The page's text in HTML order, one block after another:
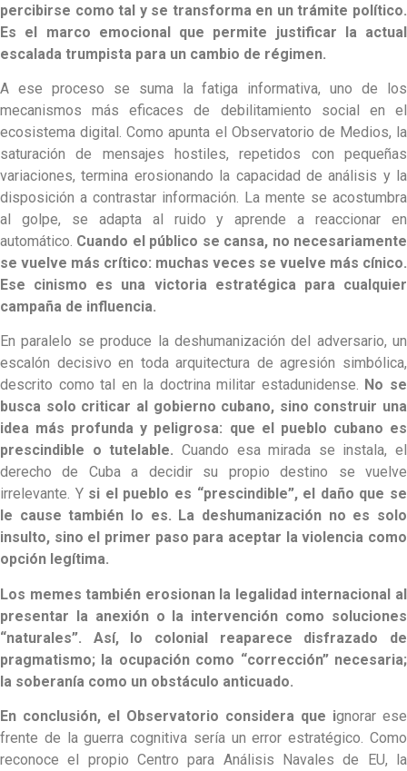
percibirse como tal y se transforma en un trámite político.
Es el marco emocional que permite justificar la actual
escalada trumpista para un cambio de régimen.
A ese proceso se suma la fatiga informativa, uno de los
mecanismos más eficaces de debilitamiento social en el
ecosistema digital. Como apunta el Observatorio de Medios, la
saturación de mensajes hostiles, repetidos con pequeñas
variaciones, termina erosionando la capacidad de análisis y la
disposición a contrastar información. La mente se acostumbra
al golpe, se adapta al ruido y aprende a reaccionar en
automático. Cuando el público se cansa, no necesariamente
se vuelve más crítico: muchas veces se vuelve más cínico.
Ese cinismo es una victoria estratégica para cualquier
campaña de influencia.
En paralelo se produce la deshumanización del adversario, un
escalón decisivo en toda arquitectura de agresión simbólica,
descrito como tal en la doctrina militar estadunidense. No se
busca solo criticar al gobierno cubano, sino construir una
idea más profunda y peligrosa: que el pueblo cubano es
prescindible o tutelable. Cuando esa mirada se instala, el
derecho de Cuba a decidir su propio destino se vuelve
irrelevante. Ysi el pueblo es “prescindible”, el daño que se
le cause también lo es. La deshumanización no es solo
insulto, sino el primer paso para aceptar la violencia como
opción legítima.
Los memes también erosionan la legalidad internacional al
presentar la anexión o la intervención como soluciones
“naturales”. Así, lo colonial reaparece disfrazado de
pragmatismo; la ocupación como “corrección” necesaria;
la soberanía como un obstáculo anticuado.
En conclusión, el Observatorio considera que ignorar ese
frente de la guerra cognitiva sería un error estratégico. Como
reconoce el propio Centro para Análisis Navales de EU, la